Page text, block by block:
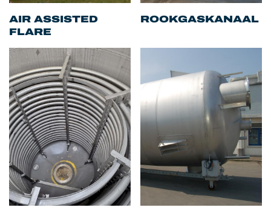
AIR ASSISTED
FLARE
ROOKGASKANAAL